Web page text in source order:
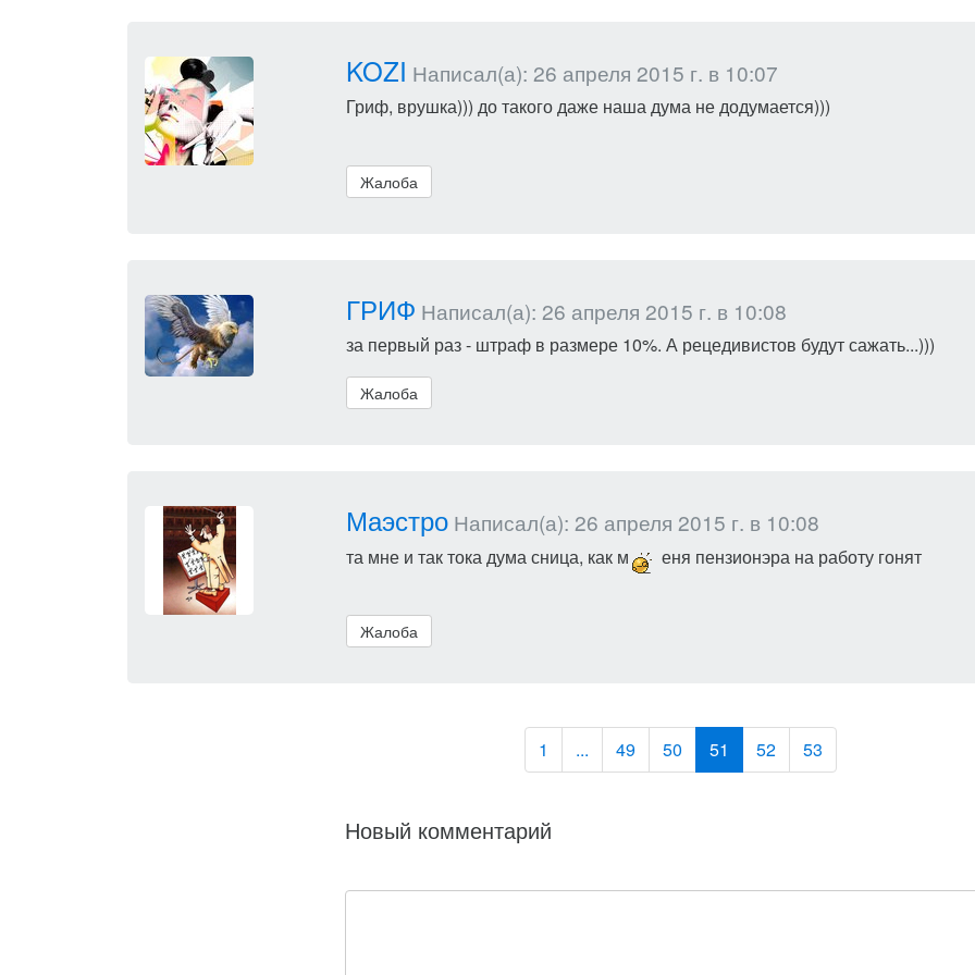
KOZI Написал(а): 26 апреля 2015 г. в 10:07
Гриф, врушка))) до такого даже наша дума не додумается)))
Жалоба
ГРИФ Написал(а): 26 апреля 2015 г. в 10:08
за первый раз - штраф в размере 10%. А рецедивистов будут сажать...)))
Жалоба
МаэстроНаписал(а): 26 апреля 2015 г. в 10:08
та мне и так тока дума сница, как м еня пензионэра на работу гонят
Жалоба
1 ... 49 50 51 52 53
Новый комментарий